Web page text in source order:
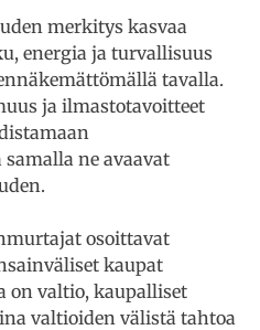
merkitys kasvaa
energia ja turvallisuus
tavalla.
ja ilmastotavoitteet
ne avaavat
osoittavat
kaupat
on valtio, kaupalliset
valtioiden välistä tahtoa